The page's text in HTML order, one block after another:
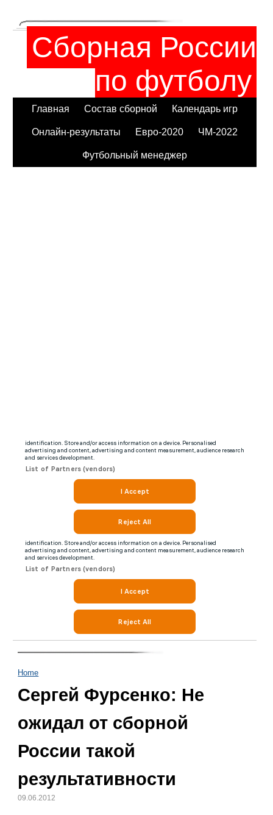
Сборная России
по футболу
Главная Состав сборной Календарь игр
Онлайн-результаты Евро-2020 ЧМ-2022
Футбольный менеджер
Home
Сергей Фурсенко: Не
ожидал от сборной
России такой
результативности
09.06.2012